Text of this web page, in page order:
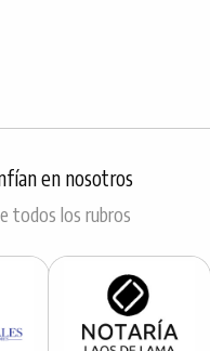
en nosotros
todos los rubros